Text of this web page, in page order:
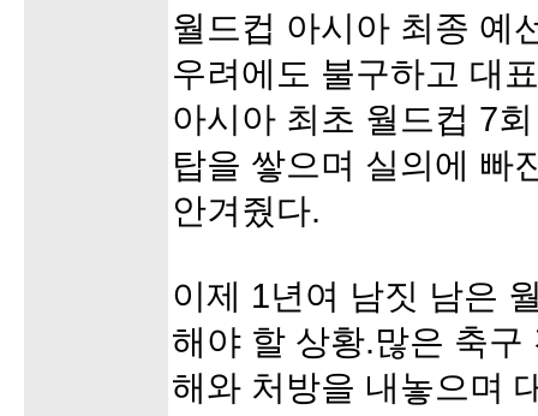
월드컵 아시아 최종 예
우려에도 불구하고 대
아시아 최초 월드컵 7
탑을 쌓으며 실의에 빠
안겨줬다.
이제 1년여 남짓 남은
해야 할 상황.많은 축
해와 처방을 내놓으며